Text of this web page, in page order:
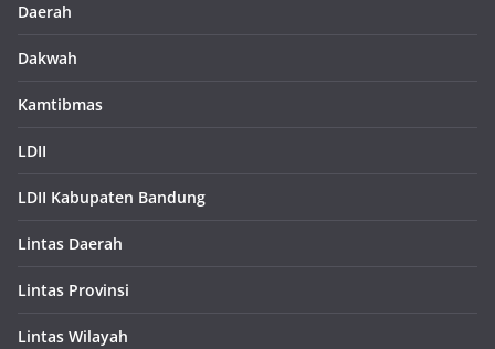
Daerah
Dakwah
Kamtibmas
LDII
LDII Kabupaten Bandung
Lintas Daerah
Lintas Provinsi
Lintas Wilayah